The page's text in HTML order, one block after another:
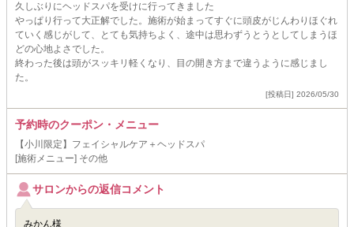
久しぶりにヘッドスパを受けに行ってきました
やっぱり行って大正解でした。施術が始まってすぐに頭皮がじんわりほぐれ
ていく感じがして、とても気持ちよく、途中は思わずうとうとしてしまうほ
どの心地よさでした。
終わった後は頭がスッキリ軽くなり、目の開き方まで違うように感じまし
た。
[投稿日] 2026/05/30
予約時のクーポン・メニュー
【小川限定】フェイシャルケア＋ヘッドスパ
[施術メニュー] その他
サロンからの返信コメント
みかん様